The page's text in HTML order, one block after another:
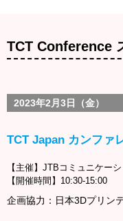
TCT Conference
2023年2月3日（金）
TCT Japan カンファ
【主催】JTBコミュニケー
【開催時間】10:30-15:00
企画協力：日本3Dプリン